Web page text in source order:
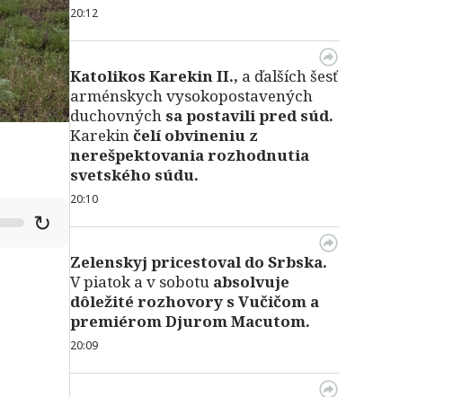
↻
20:12
Katolikos Karekin II., a ďalších šesť
arménskych vysokopostavených
duchovných sa postavili pred súd.
Karekinčelí obvineniu z
nerešpektovania rozhodnutia
svetského súdu.
20:10
Zelenskyj pricestoval do Srbska.
V piatok a v sobotu absolvuje
dôležité rozhovory s Vučičom a
premiérom Djurom Macutom.
20:09